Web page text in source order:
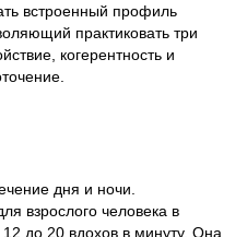
встроенный профиль
практиковать три
когерентность и
дня и ночи.
взрослого человека в
12 до 20 вдохов в минуту. Она